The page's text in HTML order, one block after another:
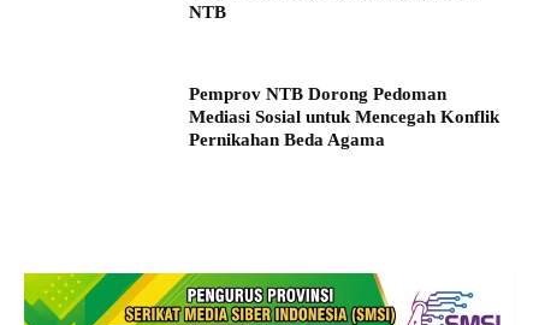
NTB
Pemprov NTB Dorong Pedoman
Mediasi Sosial untuk Mencegah Konflik
Pernikahan Beda Agama